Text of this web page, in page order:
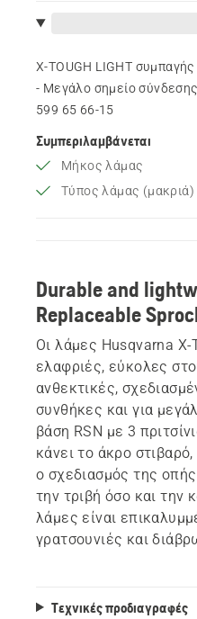
X-TOUGH LIGHT
- Μεγάλο σημείο
599 65 66‑15
Συμπεριλαμβάνεται
Μήκος λάμας
Τύπος λάμας (μακριά)
Durable and
Replaceable
Οι λάμες Husqvarna X-
ελαφριές, εύκολες
ανθεκτικές,
συνθήκες και για
βάση RSN με 3
κάνει το άκρο
ο σχεδιασμός της
την τριβή όσο και την
λάμες είναι
γρατσουνιές και
Τεχνικές προδιαγραφές